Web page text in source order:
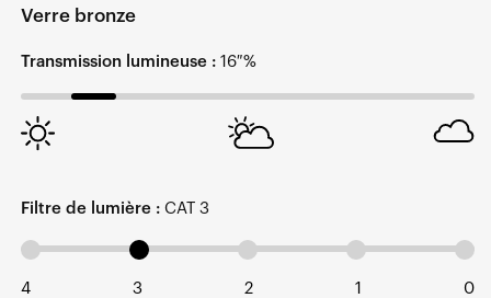
Verre bronze
Transmission lumineuse : 16 %
Filtre de lumière : CAT 3
4 3 2 1 0